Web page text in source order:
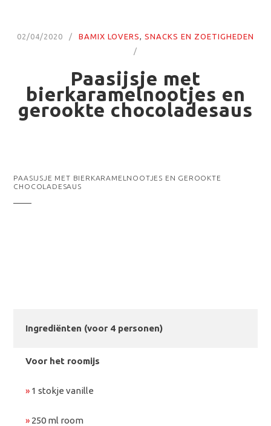
02/04/2020 BAMIX LOVERS, SNACKS EN ZOETIGHEDEN
Paasijsje met
bierkaramelnootjes en
gerookte chocoladesaus
PAASIJSJE MET BIERKARAMELNOOTJES EN GEROOKTE
CHOCOLADESAUS
Ingrediënten (voor 4 personen)
Voor het roomijs
» 1 stokje vanille
» 250 ml room